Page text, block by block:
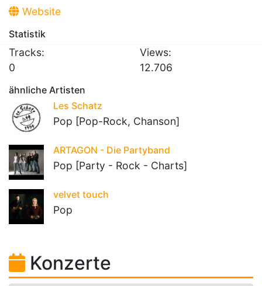
Website
Statistik
Tracks:
0
Views:
12.706
ähnliche Artisten
Les Schatz
Pop [Pop-Rock, Chanson]
ARTAGON - Die Partyband
Pop [Party - Rock - Charts]
velvet touch
Pop
Konzerte